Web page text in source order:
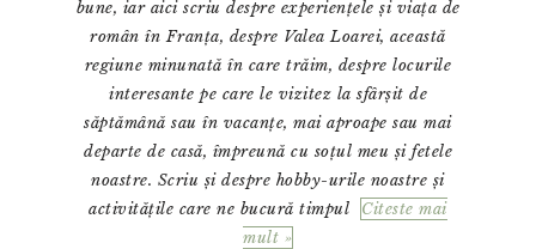
bune, iar aici scriu despre experiențele și viața de
român în Franța, despre Valea Loarei, această
regiune minunată în care trăim, despre locurile
interesante pe care le vizitez la sfârșit de
săptămână sau în vacanțe, mai aproape sau mai
departe de casă, împreună cu soțul meu și fetele
noastre. Scriu și despre hobby-urile noastre și
activitățile care ne bucură timpul
Citeste mai
mult »